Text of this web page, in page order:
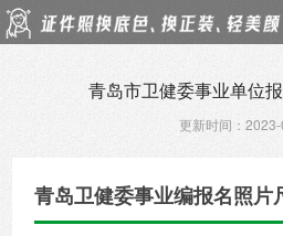
青岛市卫健委事业单位
更新时间：
青岛卫健委事业编报名照片